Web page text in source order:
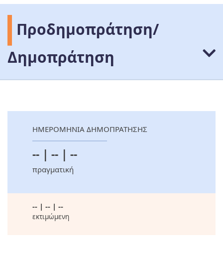
Προδημοπράτηση/
Δημοπράτηση
ΗΜΕΡΟΜΗΝΙΑ ΔΗΜΟΠΡΑΤΗΣΗΣ
-- | -- | --
πραγματική
-- | -- | --
εκτιμώμενη